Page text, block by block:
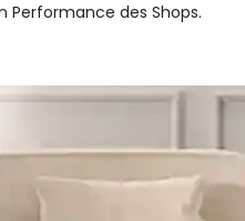
Performance des Shops.